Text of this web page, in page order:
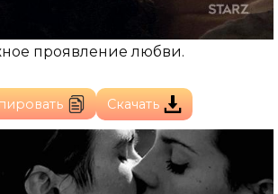
проявление любви.
Скачать